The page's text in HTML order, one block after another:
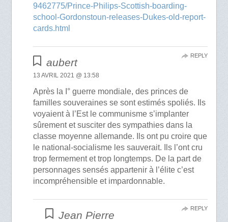
9462775/Prince-Philips-Scottish-boarding-
school-Gordonstoun-releases-Dukes-old-report-
cards.html
aubert
13 AVRIL 2021 @ 13:58
Après la I° guerre mondiale, des princes de
familles souveraines se sont estimés spoliés. Ils
voyaient à l’Est le communisme s’implanter
sûrement et susciter des sympathies dans la
classe moyenne allemande. Ils ont pu croire que
le national-socialisme les sauverait. Ils l’ont cru
trop fermement et trop longtemps. De la part de
personnages sensés appartenir à l’élite c’est
incompréhensible et impardonnable.
REPLY
Jean Pierre
REPLY